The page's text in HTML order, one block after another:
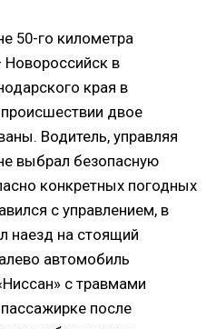
50-го километра
Новороссийск в
края в
двое
Водитель, управляя
выбрал безопасную
конкретных погодных
с управлением, в
наезд на стоящий
автомобиль
с травмами
пассажирке после